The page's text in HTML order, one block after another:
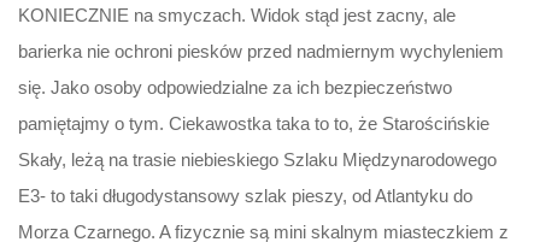
KONIECZNIE na smyczach. Widok stąd jest zacny, ale
barierka nie ochroni piesków przed nadmiernym wychyleniem
się. Jako osoby odpowiedzialne za ich bezpieczeństwo
pamiętajmy o tym. Ciekawostka taka to to, że Starościńskie
Skały, leżą na trasie niebieskiego Szlaku Międzynarodowego
E3- to taki długodystansowy szlak pieszy, od Atlantyku do
Morza Czarnego. A fizycznie są mini skalnym miasteczkiem z